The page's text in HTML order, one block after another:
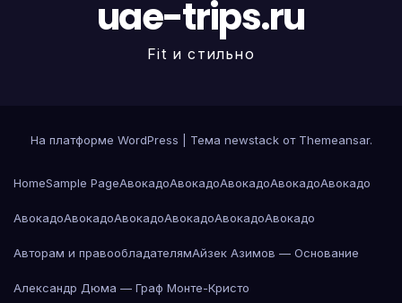
uae-trips.ru
Fit и стильно
На платформе WordPress Тема newstack от Themeansar.
HomeSample PageАвокадоАвокадоАвокадоАвокадоАвокадо
АвокадоАвокадоАвокадоАвокадоАвокадоАвокадо
Авторам и правообладателямАйзек Азимов — Основание
Александр Дюма — Граф Монте-Кристо